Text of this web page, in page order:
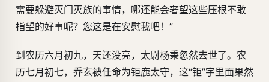
需要躲避灭门灭族的事情，哪还能会奢望这些压根不敢
指望的好事呢？您这是在安慰我吧！”
到农历六月初九，天还没亮，太尉杨秉忽然去世了。农
历七月初七，乔玄被任命为钜鹿太守，这“钜”字里面果然